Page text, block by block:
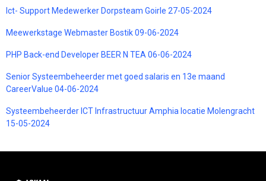
Ict- Support Medewerker Dorpsteam Goirle 27-05-2024
Meewerkstage Webmaster Bostik 09-06-2024
PHP Back-end Developer BEER N TEA 06-06-2024
Senior Systeembeheerder met goed salaris en 13e maand
CareerValue 04-06-2024
Systeembeheerder ICT Infrastructuur Amphia locatie Molengracht
15-05-2024